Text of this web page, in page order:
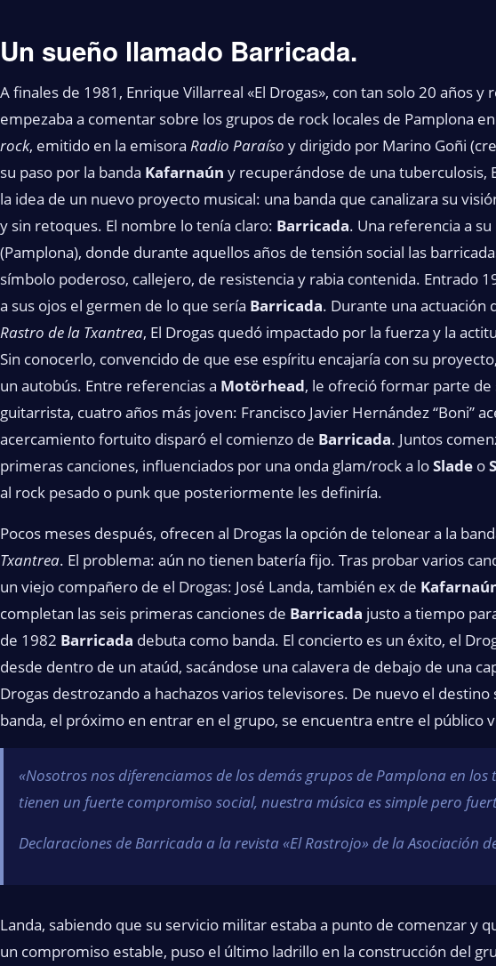
Un sueño llamado Barricada.
A finales de 1981, Enrique Villarreal «El Drogas», con tan solo 20 años y
empezaba a comentar sobre los grupos de rock locales de Pamplona
rock, emitido en la emisora Radio Paraíso y dirigido por Marino Goñi
su paso por la banda Kafarnaún y recuperándose de una tuberculosis,
la idea de un nuevo proyecto musical: una banda que canalizara su
y sin retoques. El nombre lo tenía claro: Barricada. Una referencia a
(Pamplona), donde durante aquellos años de tensión social las
símbolo poderoso, callejero, de resistencia y rabia contenida. Entrado
a sus ojos el germen de lo que sería Barricada. Durante una actuación
Rastro dela Txantrea, El Drogas quedó impactado por la fuerza y la
Sin conocerlo, convencido de que ese espíritu encajaría con su
un autobús. Entre referencias a Motörhead, le ofreció formar parte de
guitarrista, cuatro años más joven: Francisco Javier Hernández “Boni”
acercamiento fortuito disparó el comienzo de Barricada. Juntos
primeras canciones, influenciados por una onda glam/rock a loSlade o
al rock pesado o punk que posteriormente les definiría.
Pocos meses después, ofrecen al Drogas la opción de telonear a la
Txantrea. El problema: aún no tienen batería fijo. Tras probar varios
un viejo compañero de el Drogas: José Landa, también ex de
completan las seis primeras canciones de Barricada justo a tiempo
de 1982 Barricada debuta como banda. El concierto es un éxito, el
desde dentro de un ataúd, sacándose una calavera de debajo de una
Drogas destrozando a hachazos varios televisores. De nuevo el destino
banda, el próximo en entrar en el grupo, se encuentra entre el público
«Nosotros nos diferenciamos de los demás grupos de Pamplona en los
tienen un fuerte compromiso social, nuestra música es simple pero
Declaraciones de Barricada a la revista «El Rastrojo» de la Asociación
Landa, sabiendo que su servicio militar estaba a punto de comenzar y
un compromiso estable, puso el último ladrillo en la construcción del